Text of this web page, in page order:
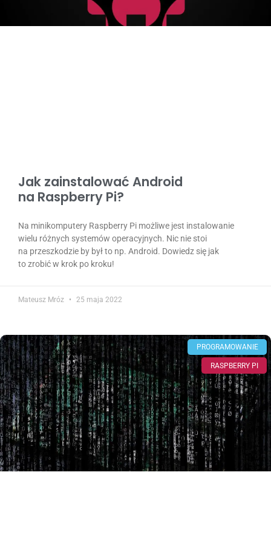
Jak zainstalować Android
na Raspberry Pi?
Na minikomputery Raspberry Pi możliwe jest instalowanie
wielu różnych systemów operacyjnych. Nic nie stoi
na przeszkodzie by był to np. Android. Dowiedz się jak
to zrobić w krok po kroku!
Mateusz Mróz 25 maja 2022
PROGRAMOWANIE
RASPBERRY PI